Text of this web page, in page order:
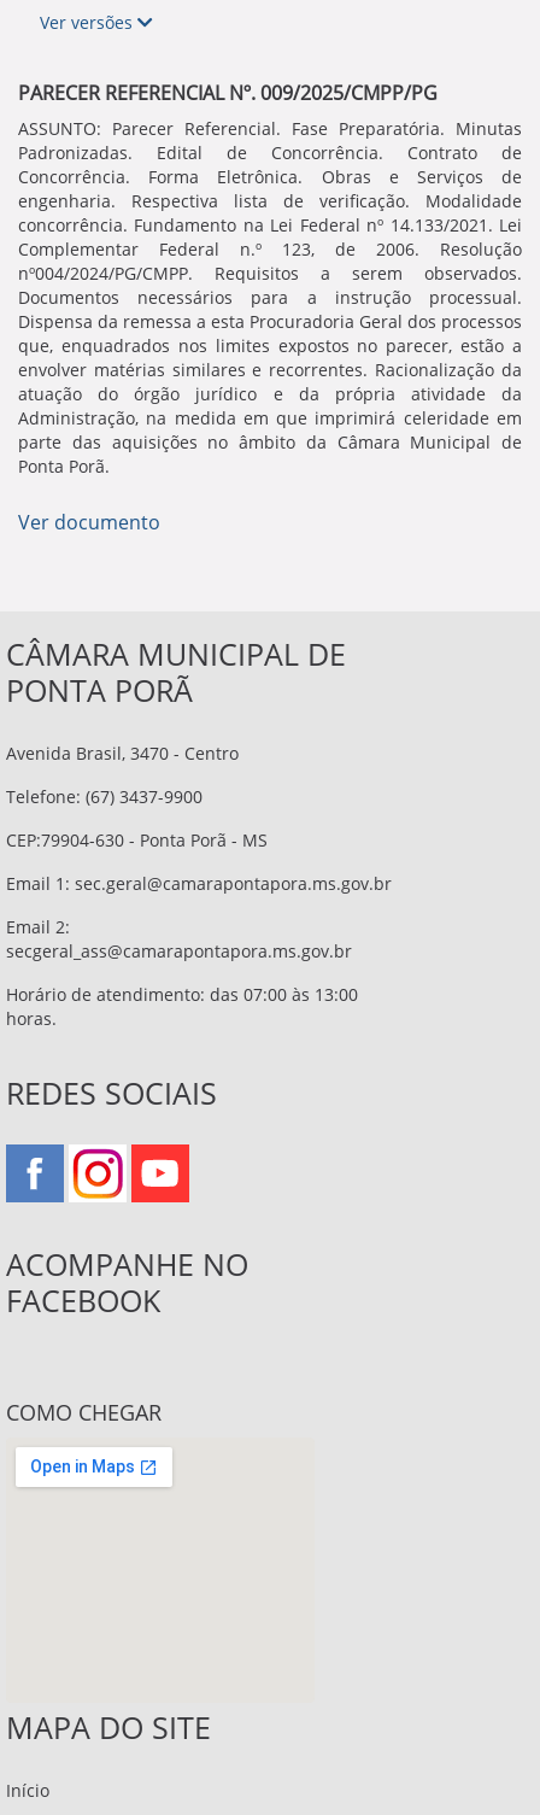
Ver versões
PARECER REFERENCIAL Nº. 009/2025/CMPP/PG
ASSUNTO: Parecer Referencial. Fase Preparatória. Minutas
Padronizadas. Edital de Concorrência. Contrato de
Concorrência. Forma Eletrônica. Obras e Serviços de
engenharia. Respectiva lista de verificação. Modalidade
concorrência. Fundamento na Lei Federal nº 14.133/2021. Lei
Complementar Federal n.º 123, de 2006. Resolução
nº004/2024/PG/CMPP. Requisitos a serem observados.
Documentos necessários para a instrução processual.
Dispensa da remessa a esta Procuradoria Geral dos processos
que, enquadrados nos limites expostos no parecer, estão a
envolver matérias similares e recorrentes. Racionalização da
atuação do órgão jurídico e da própria atividade da
Administração, na medida em que imprimirá celeridade em
parte das aquisições no âmbito da Câmara Municipal de
Ponta Porã.
Ver documento
CÂMARA MUNICIPAL DE
PONTA PORÃ
Avenida Brasil, 3470 - Centro
Telefone: (67) 3437-9900
CEP:79904-630 - Ponta Porã - MS
Email 1: sec.geral@camarapontapora.ms.gov.br
Email 2:
secgeral_ass@camarapontapora.ms.gov.br
Horário de atendimento: das 07:00 às 13:00
horas.
REDES SOCIAIS
ACOMPANHE NO
FACEBOOK
COMO CHEGAR
MAPA DO SITE
Início